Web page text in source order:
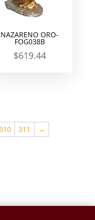
NAZARENO ORO-
FOG038B
$619.44
311 →